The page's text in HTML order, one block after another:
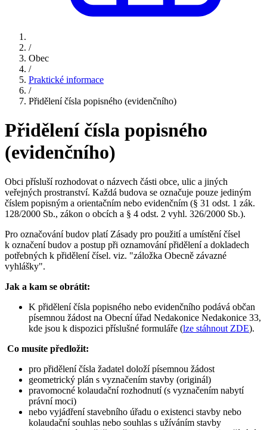
/
Obec
/
Praktické informace
/
Přidělení čísla popisného (evidenčního)
Přidělení čísla popisného
(evidenčního)
Obci přísluší rozhodovat o názvech části obce, ulic a jiných
veřejných prostranství. Každá budova se označuje pouze jediným
číslem popisným a orientačním nebo evidenčním (§ 31 odst. 1 zák.
128/2000 Sb., zákon o obcích a § 4 odst. 2 vyhl. 326/2000 Sb.).
Pro označování budov platí Zásady pro použití a umístění čísel
k označení budov a postup při oznamování přidělení a dokladech
potřebných k přidělení čísel. viz. "záložka Obecně závazné
vyhlášky".
Jak a kam se obrátit:
K přidělení čísla popisného nebo evidenčního podává občan
písemnou žádost na Obecní úřad Nedakonice Nedakonice 33,
kde jsou k dispozici příslušné formuláře (lze stáhnout ZDE).
Co musíte předložit:
pro přidělení čísla žadatel doloží písemnou žádost
geometrický plán s vyznačením stavby (originál)
pravomocné kolaudační rozhodnutí (s vyznačením nabytí
právní moci)
nebo vyjádření stavebního úřadu o existenci stavby nebo
kolaudační souhlas nebo souhlas s užíváním stavby